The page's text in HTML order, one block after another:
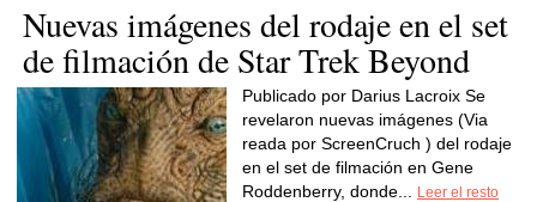
Nuevas imágenes del rodaje en el set
de filmación de Star Trek Beyond
Publicado por Darius Lacroix Se
revelaron nuevas imágenes (Via
reada por ScreenCruch ) del rodaje
en el set de filmación en Gene
Roddenberry, donde...
Leer el resto